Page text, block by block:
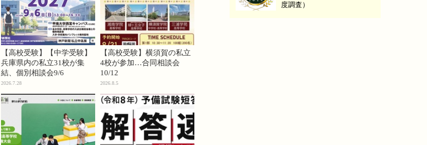
【高校受験】【中学受験】
兵庫県内の私立31校が集
結、個別相談会9/6
2026.7.28
【高校受験】横須賀の私立
4校が参加…合同相談会
10/12
2026.8.5
度調査）